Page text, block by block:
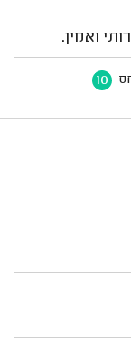
ואמין.
10